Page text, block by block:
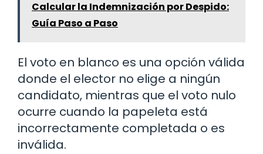
Calcular la Indemnización por Despido:
Guía Paso a Paso
El voto en blanco es una opción válida
donde el elector no elige a ningún
candidato, mientras que el voto nulo
ocurre cuando la papeleta está
incorrectamente completada o es
inválida.